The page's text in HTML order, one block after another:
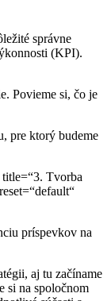
správne
(KPI).
Povieme si, čo je
pre ktorý budeme
Tvorba
príspevkov na
aj tu začíname
si na spoločnom